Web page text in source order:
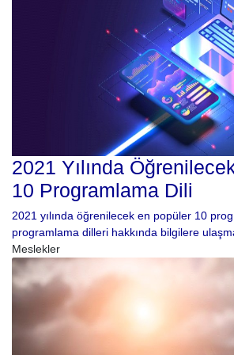
2021 Yılında
10 Programlama Dili
2021 yılında öğrenilecek en popüler 10
programlama dilleri hakkında bilgilere
Meslekler